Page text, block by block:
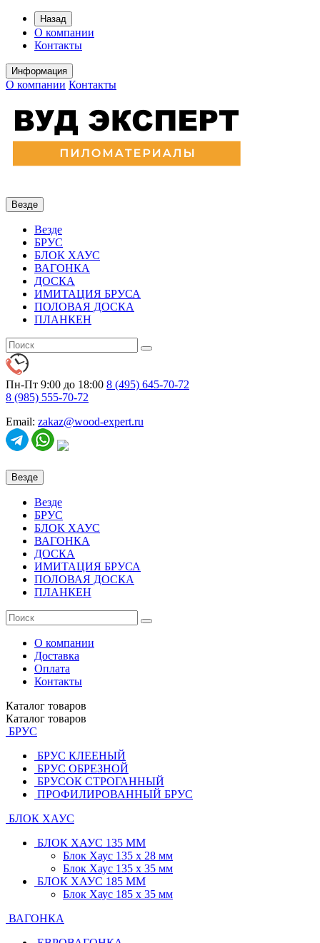
Назад
О компании
Контакты
Информация
О компании Контакты
Везде
Везде
БРУС
БЛОК ХАУС
ВАГОНКА
ДОСКА
ИМИТАЦИЯ БРУСА
ПОЛОВАЯ ДОСКА
ПЛАНКЕН
Пн-Пт 9:00 до 18:00 8 (495) 645-70-72
8 (985) 555-70-72
Email: zakaz@wood-expert.ru
Везде
Везде
БРУС
БЛОК ХАУС
ВАГОНКА
ДОСКА
ИМИТАЦИЯ БРУСА
ПОЛОВАЯ ДОСКА
ПЛАНКЕН
О компании
Доставка
Оплата
Контакты
Каталог товаров
Каталог товаров
БРУС
БРУС КЛЕЕНЫЙ
БРУС ОБРЕЗНОЙ
БРУСОК СТРОГАННЫЙ
ПРОФИЛИРОВАННЫЙ БРУС
БЛОК ХАУС
БЛОК ХАУС 135 ММ
Блок Хаус 135 х 28 мм
Блок Хаус 135 х 35 мм
БЛОК ХАУС 185 ММ
Блок Хаус 185 х 35 мм
ВАГОНКА